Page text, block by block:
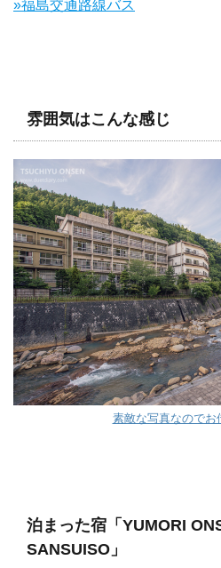
»福島交通路線バス
雰囲気はこんな感じ
素敵な写真なのでお
泊まった宿「YUMORI
SANSUISO」